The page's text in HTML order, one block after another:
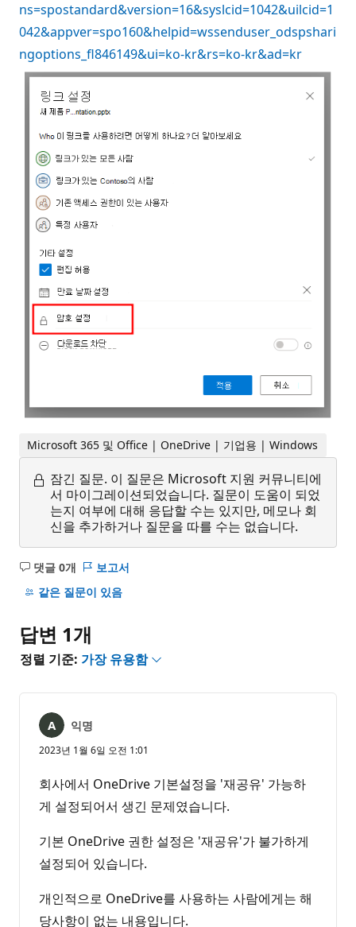
ns=spostandard&version=16&syslcid=1042&uilcid=1
042&appver=spo160&helpid=wssenduser_odspshari
ngoptions_fl846149&ui=ko-kr&rs=ko-kr&ad=kr
Microsoft 365 및 Office | OneDrive | 기업용 | Windows
잠긴 질문. 이 질문은 Microsoft 지원 커뮤니티에
서 마이그레이션되었습니다. 질문이 도움이 되었
는지 여부에 대해 응답할 수는 있지만, 메모나 회
신을 추가하거나 질문을 따를 수는 없습니다.
댓글 0개
설
명
음
보고서
같은 질문이 있음
답변 1개
정렬 기준: 가장 유용함
익명
2023년 1월 6일 오전 1:01
회사에서 OneDrive 기본설정을 '재공유' 가능하
게 설정되어서 생긴 문제였습니다.
기본 OneDrive 권한 설정은 '재공유'가 불가하게
설정되어 있습니다.
개인적으로 OneDrive를 사용하는 사람에게는 해
당사항이 없는 내용입니다.